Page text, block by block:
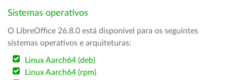
Sistemas operativos
O LibreOffice 26.8.0 está disponível para os seguintes
sistemas operativos e arquiteturas:
Linux Aarch64 (deb)
Linux Aarch64 (rpm)